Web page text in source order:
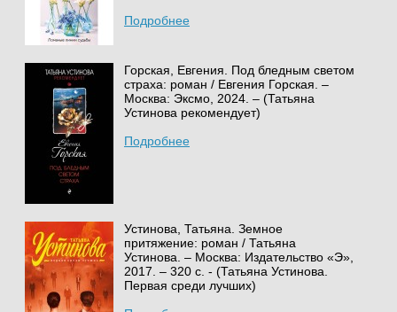
Подробнее
Горская, Евгения. Под бледным светом
страха: роман / Евгения Горская. –
Москва: Эксмо, 2024. – (Татьяна
Устинова рекомендует)
Подробнее
Устинова, Татьяна. Земное
притяжение: роман / Татьяна
Устинова. – Москва: Издательство «Э»,
2017. – 320 с. - (Татьяна Устинова.
Первая среди лучших)